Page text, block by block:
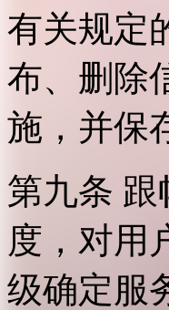
有关规定
布、删除
施，并保
第九条
度，对用
级确定服